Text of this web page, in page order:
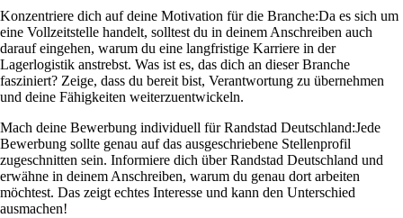
Konzentriere dich auf deine Motivation für die Branche:Da es sich um
eine Vollzeitstelle handelt, solltest du in deinem Anschreiben auch
darauf eingehen, warum du eine langfristige Karriere in der
Lagerlogistik anstrebst. Was ist es, das dich an dieser Branche
fasziniert? Zeige, dass du bereit bist, Verantwortung zu übernehmen
und deine Fähigkeiten weiterzuentwickeln.
Mach deine Bewerbung individuell für Randstad Deutschland:Jede
Bewerbung sollte genau auf das ausgeschriebene Stellenprofil
zugeschnitten sein. Informiere dich über Randstad Deutschland und
erwähne in deinem Anschreiben, warum du genau dort arbeiten
möchtest. Das zeigt echtes Interesse und kann den Unterschied
ausmachen!